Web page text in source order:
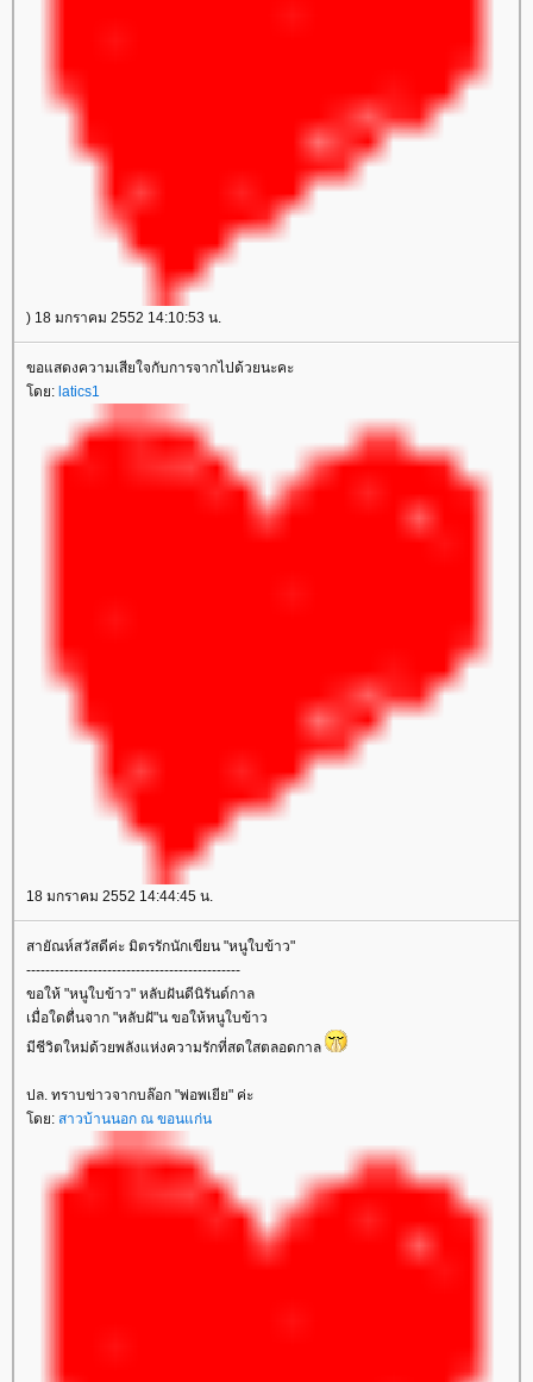
) 18 มกราคม 2552 14:10:53 น.
ขอแสดงความเสียใจกับการจากไปด้วยนะคะ
ดย: latics1
18 มกราคม 2552 14:44:45 น.
สายัณห์สวัสดีค่ะ มิตรรักนักเขียน "หนูใบข้าว"
---------------------------------------------
ขอให้ "หนูใบข้าว" หลับฝันดีนิรันด์กาล
เมื่อใดตื่นจาก "หลับฝั"น ขอให้หนูใบข้าว
มีชีวิตใหม่ด้วยพลังแห่งความรักที่สดใสตลอดกาล
ปล. ทราบข่าวจากบล๊อก "พ่อพเยีย" ค่ะ
ดย: สาวบ้านนอก ณ ขอนแก่น